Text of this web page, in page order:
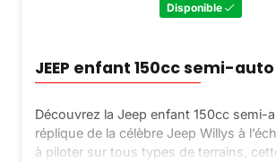
Disponible
JEEP enfant 150cc semi-auto
Découvrez la Jeep enfant 150cc semi-
réplique de la célèbre Jeep Willys à
à piloter sur tous types de terrains,